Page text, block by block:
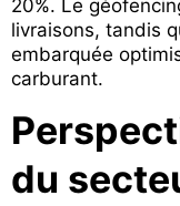
20%. Le
livraisons, tandis
embarquée
carburant.
du